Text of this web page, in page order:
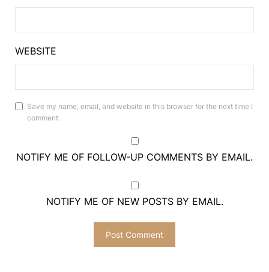
WEBSITE
Save my name, email, and website in this browser for the next time I
comment.
NOTIFY ME OF FOLLOW-UP COMMENTS BY EMAIL.
NOTIFY ME OF NEW POSTS BY EMAIL.